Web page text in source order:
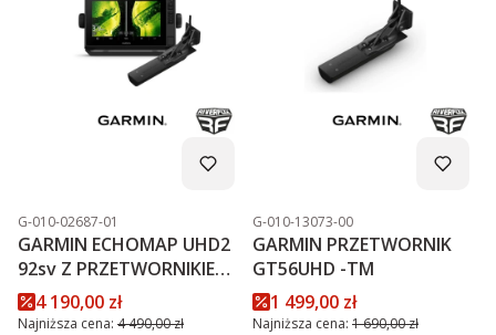
Kod produktu
G-010-02687-01
GARMIN ECHOMAP UHD2
92sv Z PRZETWORNIKIEM
GT56UHD-TM PROMOCJA
Cena promocyjna
4 190,00 zł
Najniższa cena: 4 490,00 zł
Kod produktu
G-010-13073-00
GARMIN PRZETWORNIK
GT56UHD -TM
Cena promocyjna
1 499,00 zł
Najniższa cena: 1 690,00 zł